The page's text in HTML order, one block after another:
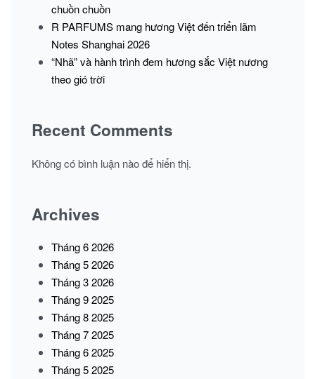
chuồn chuồn
R PARFUMS mang hương Việt đến triển lãm
Notes Shanghai 2026
“Nhã” và hành trình đem hương sắc Việt nương
theo gió trời
Recent Comments
Không có bình luận nào để hiển thị.
Archives
Tháng 6 2026
Tháng 5 2026
Tháng 3 2026
Tháng 9 2025
Tháng 8 2025
Tháng 7 2025
Tháng 6 2025
Tháng 5 2025